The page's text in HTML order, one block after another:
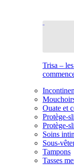
Trisa –
Ouate et
Protège-
Protège-
Soins
Sous-
Tampons
Tasses